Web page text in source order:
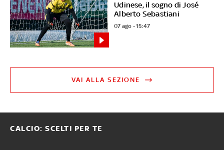
Udinese, il sogno di José
Alberto Sebastiani
07 ago - 15:47
VAI ALLA SEZIONE
CALCIO: SCELTI PER TE